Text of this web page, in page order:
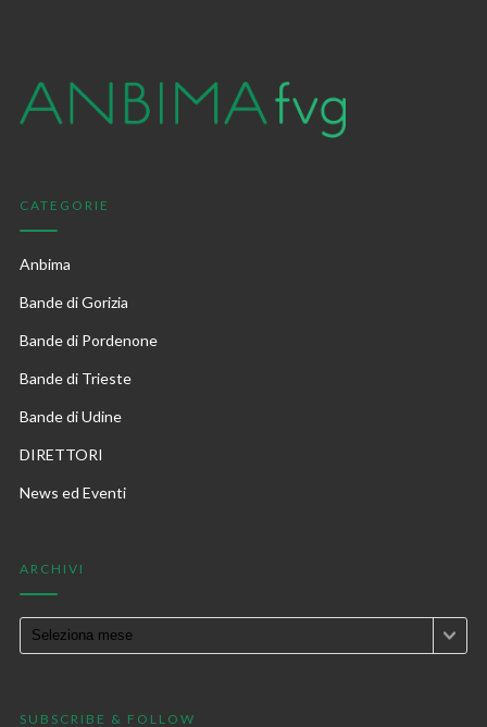
CATEGORIE
Anbima
Bande di Gorizia
Bande di Pordenone
Bande di Trieste
Bande di Udine
DIRETTORI
News ed Eventi
ARCHIVI
SUBSCRIBE & FOLLOW